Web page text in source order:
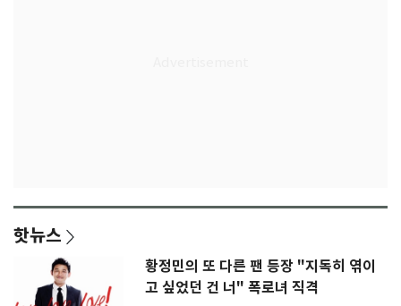
핫뉴스
황정민의 또 다른 팬 등장 "지독히 엮이
고 싶었던 건 너" 폭로녀 직격